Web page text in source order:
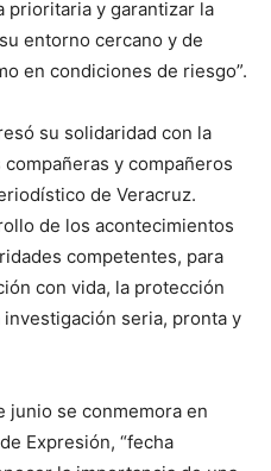
prioritaria y garantizar la
entorno cercano y de
en condiciones de riesgo”.
ó su solidaridad con la
compañeras y compañeros
de Veracruz.
de los acontecimientos
competentes, para
con vida, la protección
seria, pronta y
junio se conmemora en
Expresión, “fecha